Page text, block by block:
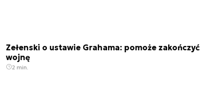
Zełenski o ustawie Grahama: pomoże zakończyć
wojnę
2 min.